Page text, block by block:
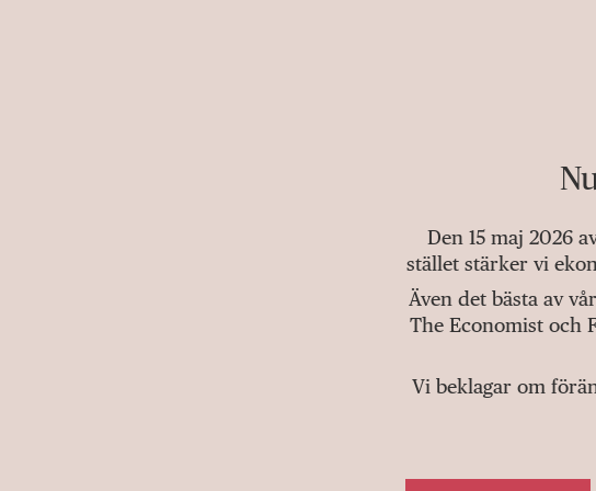
Den 15 maj 2026
stället stärker vi
Även det bästa av
The Economist och
Vi beklagar om